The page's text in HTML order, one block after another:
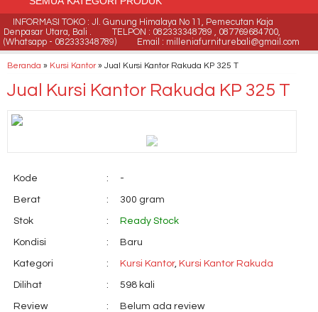
INFORMASI TOKO : Jl. Gunung Himalaya No 11, Pemecutan Kaja
Denpasar Utara, Bali .
TELPON : 082333348789 , 087769684700,
(Whatsapp - 082333348789)
Email : milleniafurniturebali@gmail.com
Beranda » Kursi Kantor» Jual Kursi Kantor Rakuda KP 325 T
Jual Kursi Kantor Rakuda KP 325 T
Kode : -
Berat : 300 gram
Stok : Ready Stock
Kondisi : Baru
Kategori : Kursi Kantor, Kursi Kantor Rakuda
Dilihat : 598 kali
Review : Belum ada review